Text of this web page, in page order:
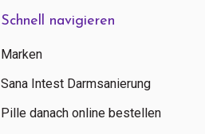
Schnell navigieren
Marken
Sana Intest Darmsanierung
Pille danach online bestellen